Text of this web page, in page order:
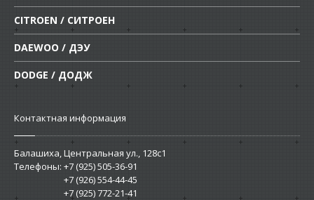
CITROEN / СИТРОЕН
DAEWOO / ДЭУ
DODGE / ДОДЖ
Контактная информация
Балашиха, Центральная ул., 128c1
Телефоны: +7 (925) 505-36-91
+7 (926) 554-44-45
+7 (925) 772-21-41